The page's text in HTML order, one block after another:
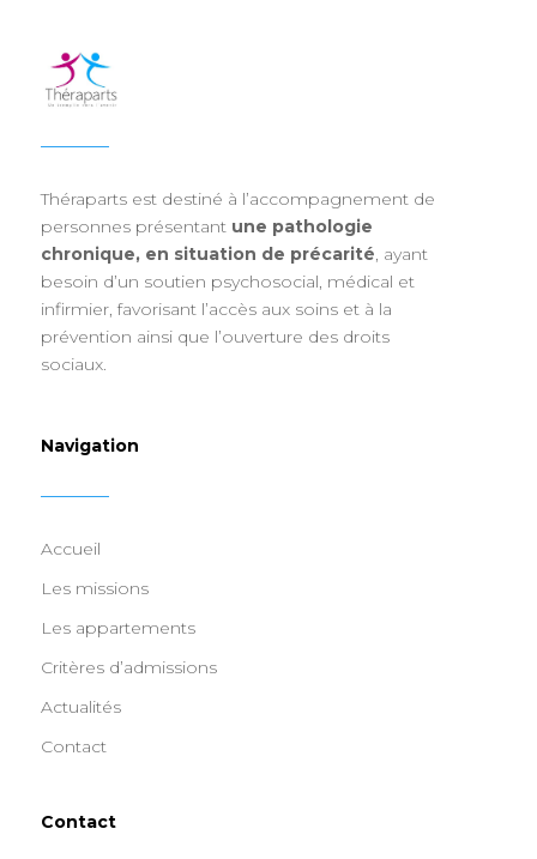
Théraparts est destiné à l’accompagnement de
personnes présentant une pathologie
chronique, en situation de précarité, ayant
besoin d’un soutien psychosocial, médical et
infirmier, favorisant l’accès aux soins et à la
prévention ainsi que l’ouverture des droits
sociaux.
Navigation
Accueil
Les missions
Les appartements
Critères d’admissions
Actualités
Contact
Contact